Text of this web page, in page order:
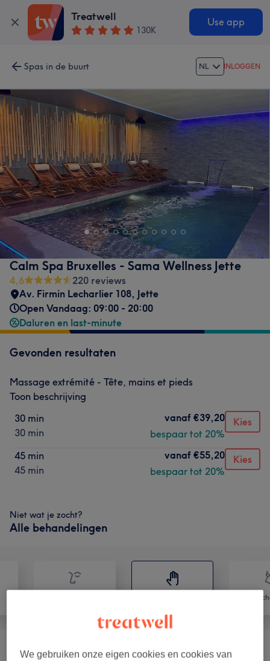
Treatwell
130K
Use app
Spas in de buurt NL INLOGGEN
Calm Spa Bruxelles - Sama Wellness Jette
4,6
220 reviews
Av. Firmin Lecharlier 108, Jette
Open Vandaag: 09:00 - 20:00
Daluren en last-minute
Gevonden resultaten
Massage extrémité - Tête, mains et pieds
Toon beschrijving
30 min
30 min
vanaf €39,20
bespaar tot 20%
Kies
45 min
45 min
vanaf €55,20
bespaar tot 20%
Kies
Niet wat je zocht?
Alle behandelingen
Massages Relaxants (5) vanaf €39,20
We gebruiken onze eigen cookies en cookies van